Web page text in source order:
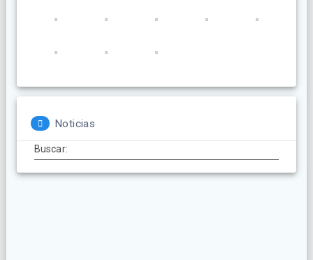
Noticias
Buscar: